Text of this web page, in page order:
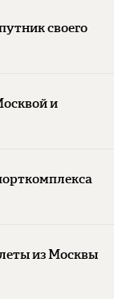
своего
и
из Москвы